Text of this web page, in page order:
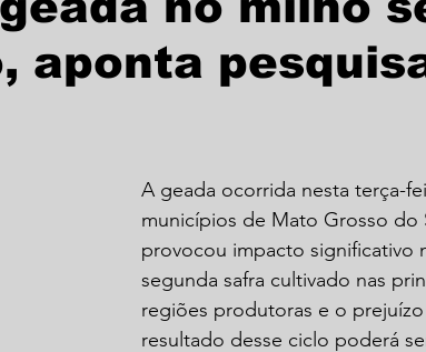
aponta
A geada ocorrida nesta terça-
municípios de Mato Grosso do
provocou impacto significativo
segunda safra cultivado nas
regiões produtoras e o
resultado desse ciclo poderá